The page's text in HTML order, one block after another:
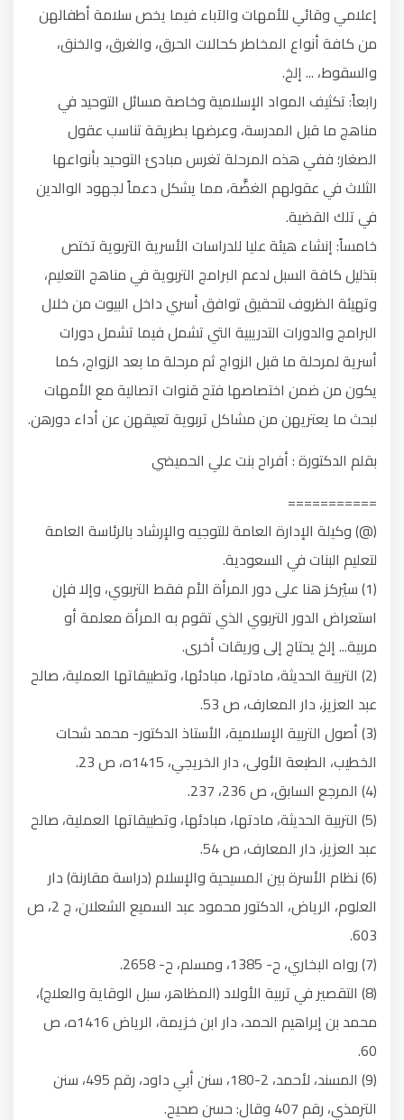
إعلامي وقائي للأمهات والآباء فيما يخص سلامة أطفالهن
من كافة أنواع المخاطر كحالات الحرق، والغرق، والخنق،
والسقوط، ... إلخ.
رابعاً: تكثيف المواد الإسلامية وخاصة مسائل التوحيد في
مناهج ما قبل المدرسة، وعرضها بطريقة تناسب عقول
الصغار؛ ففي هذه المرحلة تغرس مبادئ التوحيد بأنواعها
الثلاث في عقولهم الغضَّة، مما يشكل دعماً لجهود الوالدين
في تلك القضية.
خامساً: إنشاء هيئة عليا للدراسات الأسرية التربوية تختص
بتذليل كافة السبل لدعم البرامج التربوية في مناهج التعليم،
وتهيئة الظروف لتحقيق توافق أسري داخل البيوت من خلال
البرامج والدورات التدريبية التي تشمل فيما تشمل دورات
أسرية لمرحلة ما قبل الزواج ثم مرحلة ما بعد الزواج، كما
يكون من ضمن اختصاصها فتح قنوات اتصالية مع الأمهات
لبحث ما يعتريهن من مشاكل تربوية تعيقهن عن أداء دورهن.
بقلم الدكتورة : أفراح بنت علي الحميضي
===========
(@) وكيلة الإدارة العامة للتوجيه والإرشاد بالرئاسة العامة
لتعليم البنات في السعودية.
(1) سيُركز هنا على دور المرأة الأم فقط التربوي، وإلا فإن
استعراض الدور التربوي الذي تقوم به المرأة معلمة أو
مربية... إلخ يحتاج إلى وريقات أخرى.
(2) التربية الحديثة، مادتها، مبادئها، وتطبيقاتها العملية، صالح
عبد العزيز، دار المعارف، ص 53.
(3) أصول التربية الإسلامية، الأستاذ الدكتور- محمد شحات
الخطيب، الطبعة الأولى، دار الخريجي، 1415ه، ص 23.
(4) المرجع السابق، ص 236، 237.
(5) التربية الحديثة، مادتها، مبادئها، وتطبيقاتها العملية، صالح
عبد العزيز، دار المعارف، ص 54.
(6) نظام الأسرة بين المسيحية والإسلام (دراسة مقارنة) دار
العلوم، الرياض، الدكتور محمود عبد السميع الشعلان، ج 2، ص
603.
(7) رواه البخاري، ح- 1385، ومسلم، ح- 2658.
(8) التقصير في تربية الأولاد (المظاهر، سبل الوقاية والعلاج)،
محمد بن إبراهيم الحمد، دار ابن خزيمة، الرياض 1416ه، ص
60.
(9) المسند، لأحمد، 2-180، سنن أبي داود، رقم 495، سنن
الترمذي، رقم 407 وقال: حسن صحيح.